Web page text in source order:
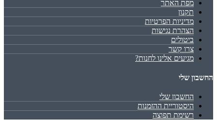
מפת האתר
תקנון
מדיניות הפרטיות
הצהרת נגישות
ביטולים
צרו קשר
מגיעים אלינו לחנות?
החשבון שלי
החשבון שלי
היסטוריית ההזמנות
רשימת תפוצה